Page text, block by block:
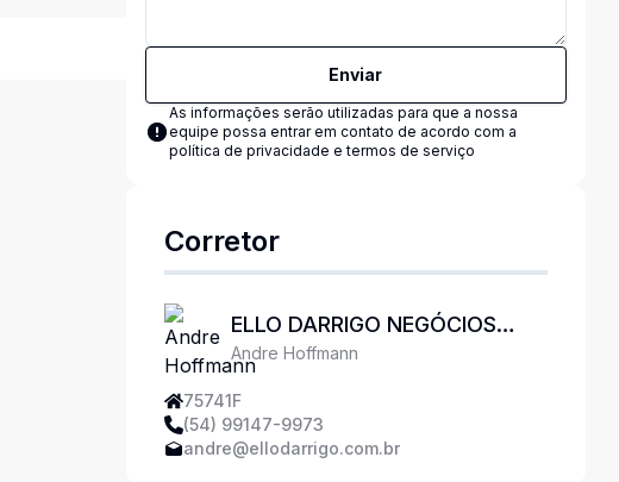
Enviar
As informações serão utilizadas para que a nossa
equipe possa entrar em contato de acordo com a
política de privacidade e termos de serviço
Corretor
ELLO DARRIGO NEGÓCIOS
IMOBILIÁRIOS
Andre Hoffmann
75741F
(54) 99147-9973
andre@ellodarrigo.com.br